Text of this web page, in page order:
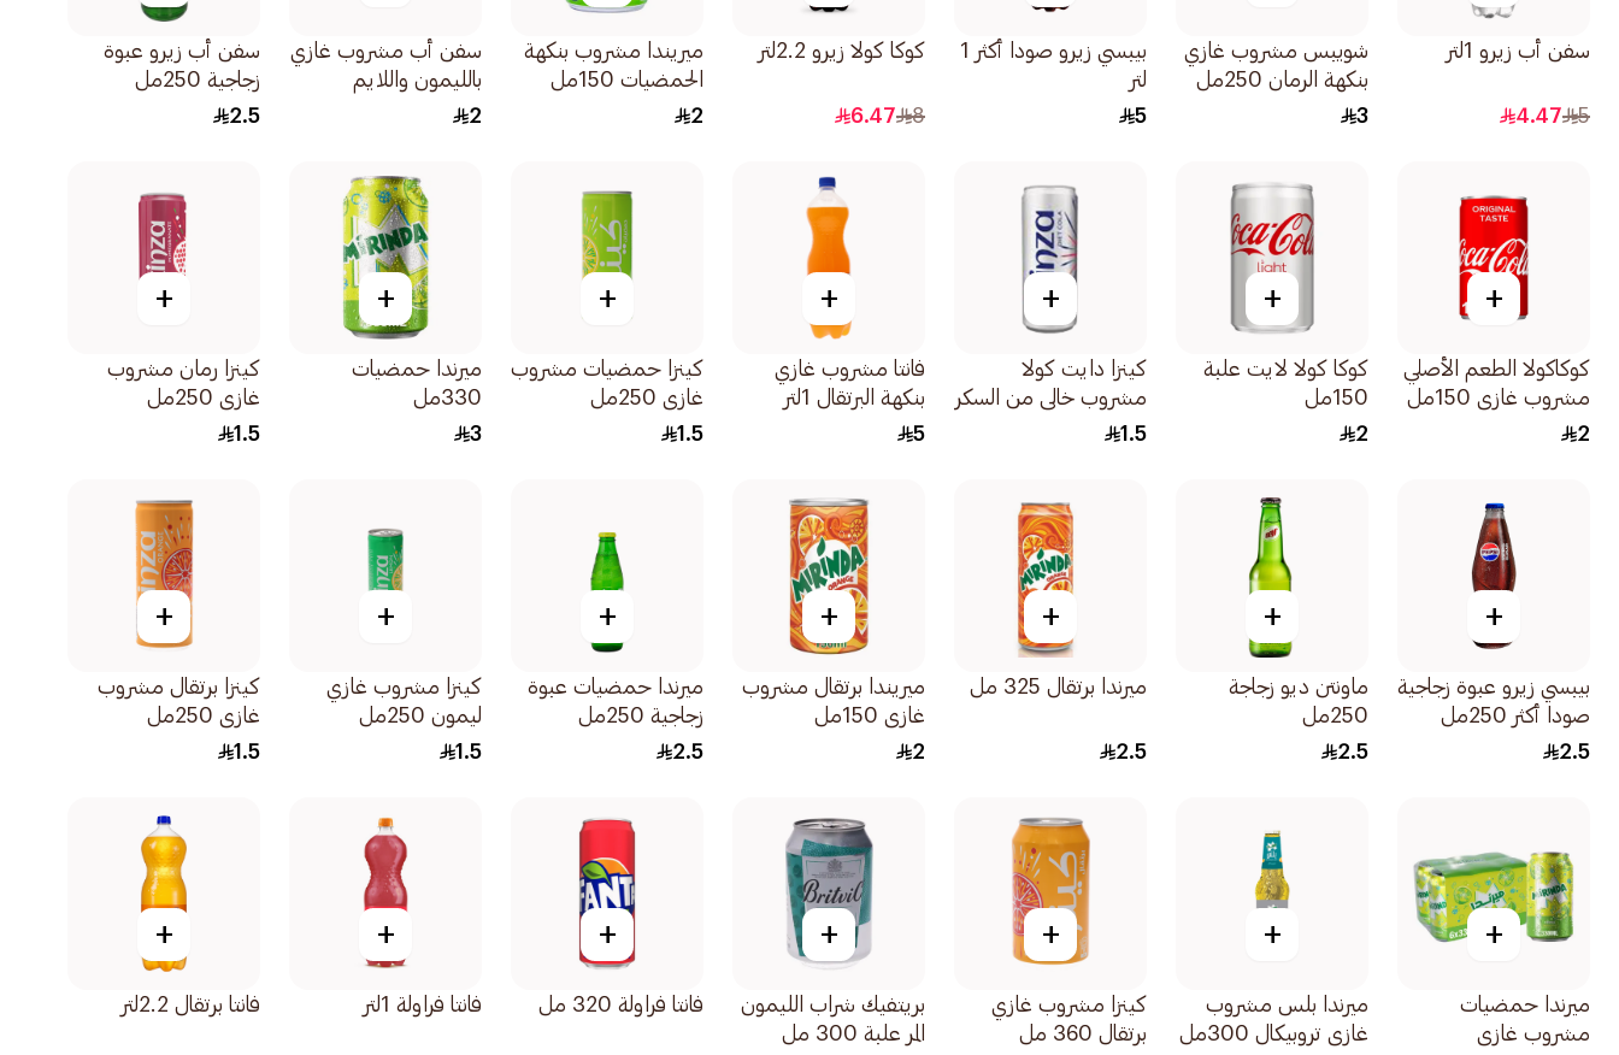
سفن أب زيرو 1لتر
5
4.47
شويبس مشروب غازي
بنكهة الرمان 250مل
3
بيبسي زيرو صودا أكثر 1
لتر
5
كوكا كولا زيرو 2.2لتر
8
6.47
ميريندا مشروب بنكهة
الحمضيات 150مل
2
سفن أب مشروب غازي
بالليمون واللايم
150مل
2
سفن أب زيرو عبوة
زجاجية 250مل
2.5
+
كوكاكولا الطعم الأصلي
مشروب غازي 150مل
2
+
كوكا كولا لايت علبة
150مل
2
+
كينزا دايت كولا
مشروب خالي من السكر
250مل
1.5
+
فانتا مشروب غازي
بنكهة البرتقال 1لتر
5
+
كينزا حمضيات مشروب
غازي 250مل
1.5
+
ميرندا حمضيات
330مل
3
+
كينزا رمان مشروب
غازي 250مل
1.5
+
بيبسي زيرو عبوة زجاجية
صودا أكثر 250مل
2.5
+
ماونتن ديو زجاجة
250مل
2.5
+
ميرندا برتقال 325 مل
2.5
+
ميريندا برتقال مشروب
غازي 150مل
2
+
ميرندا حمضيات عبوة
زجاجية 250مل
2.5
+
كينزا مشروب غازي
ليمون 250مل
1.5
+
كينزا برتقال مشروب
غازي 250مل
1.5
+
ميرندا حمضيات
مشروب غازي
+
ميرندا بلس مشروب
غازي تروبيكال 300مل
+
كينزا مشروب غازي
برتقال 360 مل
+
بريتفيك شراب الليمون
المر علبة 300 مل
+
فانتا فراولة 320 مل
+
فانتا فراولة 1لتر
+
فانتا برتقال 2.2لتر